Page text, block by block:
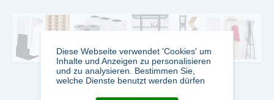
Diese Webseite verwendet 'Cookies' um
Inhalte und Anzeigen zu personalisieren
und zu analysieren. Bestimmen Sie,
welche Dienste benutzt werden dürfen